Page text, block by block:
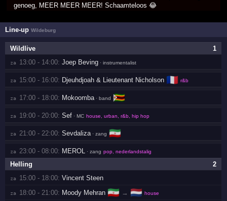
genoeg, MEER MEER MEER! Schaamteloos 😂
Line-upWildeburg
1
Wildlive
za 13:00 - 14:00: Joep Beving · instrumentalist
za 15:00 - 16:00: Djeuhdjoah & Lieutenant Nicholson 🇫🇷 r&b
za 17:00 - 18:00: Mokoomba · band 🇿🇼
za 19:00 - 20:00: Sef · MC house, urban, r&b, hip hop
za 21:00 - 22:00: Sevdaliza · zang 🇮🇷
za 23:00 - 08:00: MEROL · zang pop, nederlandstalig
2
Helling
za 15:00 - 18:00: Vincent Steen
za 18:00 - 21:00: Moody Mehran 🇮🇷 → 🇳🇱 house